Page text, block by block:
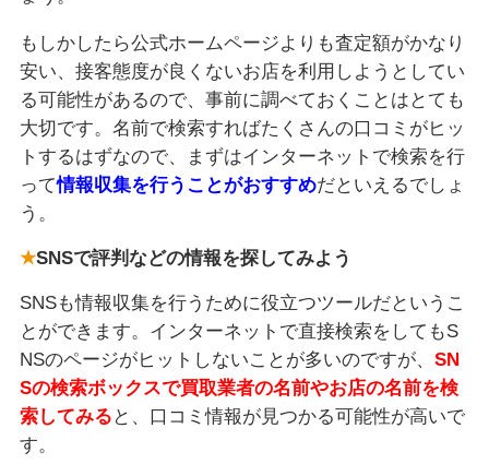
もしかしたら公式ホームページよりも査定額がかなり
安い、接客態度が良くないお店を利用しようとしてい
る可能性があるので、事前に調べておくことはとても
大切です。名前で検索すればたくさんの口コミがヒッ
トするはずなので、まずはインターネットで検索を行
って情報収集を行うことがおすすめだといえるでしょ
う。
SNSで評判などの情報を探してみよう
SNSも情報収集を行うために役立つツールだというこ
とができます。インターネットで直接検索をしてもS
NSのページがヒットしないことが多いのですが、 SN
Sの検索ボックスで買取業者の名前やお店の名前を検
索してみる と、口コミ情報が見つかる可能性が高いで
す。